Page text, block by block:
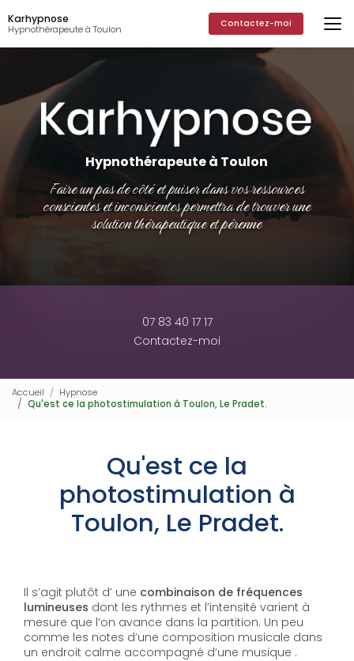
au
contenu
principal
Karhypnose
Hypnothérapeute à Toulon Contactez-moi
Hypnothérapeute à Toulon
Faire un pas de côté et puiser dans vos ressources
conscientes et inconscientes permettra de trouver une
solution thérapeutique et pérenne
07 83 40 17 17
Contactez-moi
Accueil
Hypnose
Qu'est ce la photostimulation à Toulon, Le Pradet.
Qu'est ce la
photostimulation à
Toulon, Le Pradet.
Il s’agit plutôt d’ une combinaison de fréquences
lumineuses dont les rythmes et l’intensité varient à
mesure que l’on avance dans la partition. Un peu
comme les notes d’une composition musicale dans
un endroit calme accompagné d’une musique .